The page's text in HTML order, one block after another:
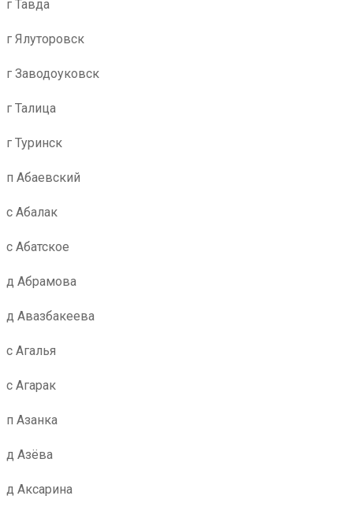
г Тавда
г Ялуторовск
г Заводоуковск
г Талица
г Туринск
п Абаевский
с Абалак
с Абатское
д Абрамова
д Авазбакеева
с Агалья
с Агарак
п Азанка
д Азёва
д Аксарина